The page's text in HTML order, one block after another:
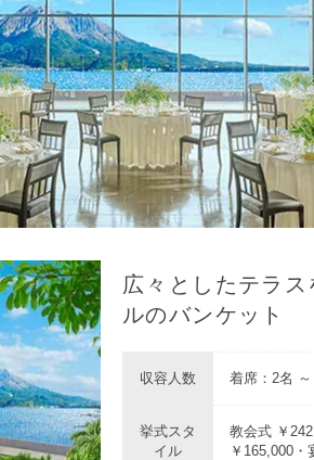
広々としたテラ
ルのバンケット
収容人数 着席：2名 ～
挙式スタ
イル
教会式 ￥
￥165,000・